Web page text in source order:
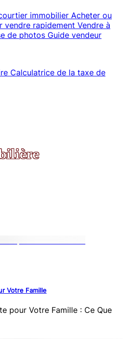
immobilier Acheter ou
vendre rapidement Vendre à
de photos Guide vendeur
Calculatrice de la taxe de
Votre Famille
pour Votre Famille : Ce Que